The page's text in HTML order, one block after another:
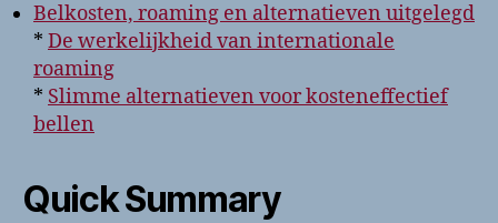
Belkosten, roaming en alternatieven uitgelegd
* De werkelijkheid van internationale
roaming
* Slimme alternatieven voor kosteneffectief
bellen
Quick Summary